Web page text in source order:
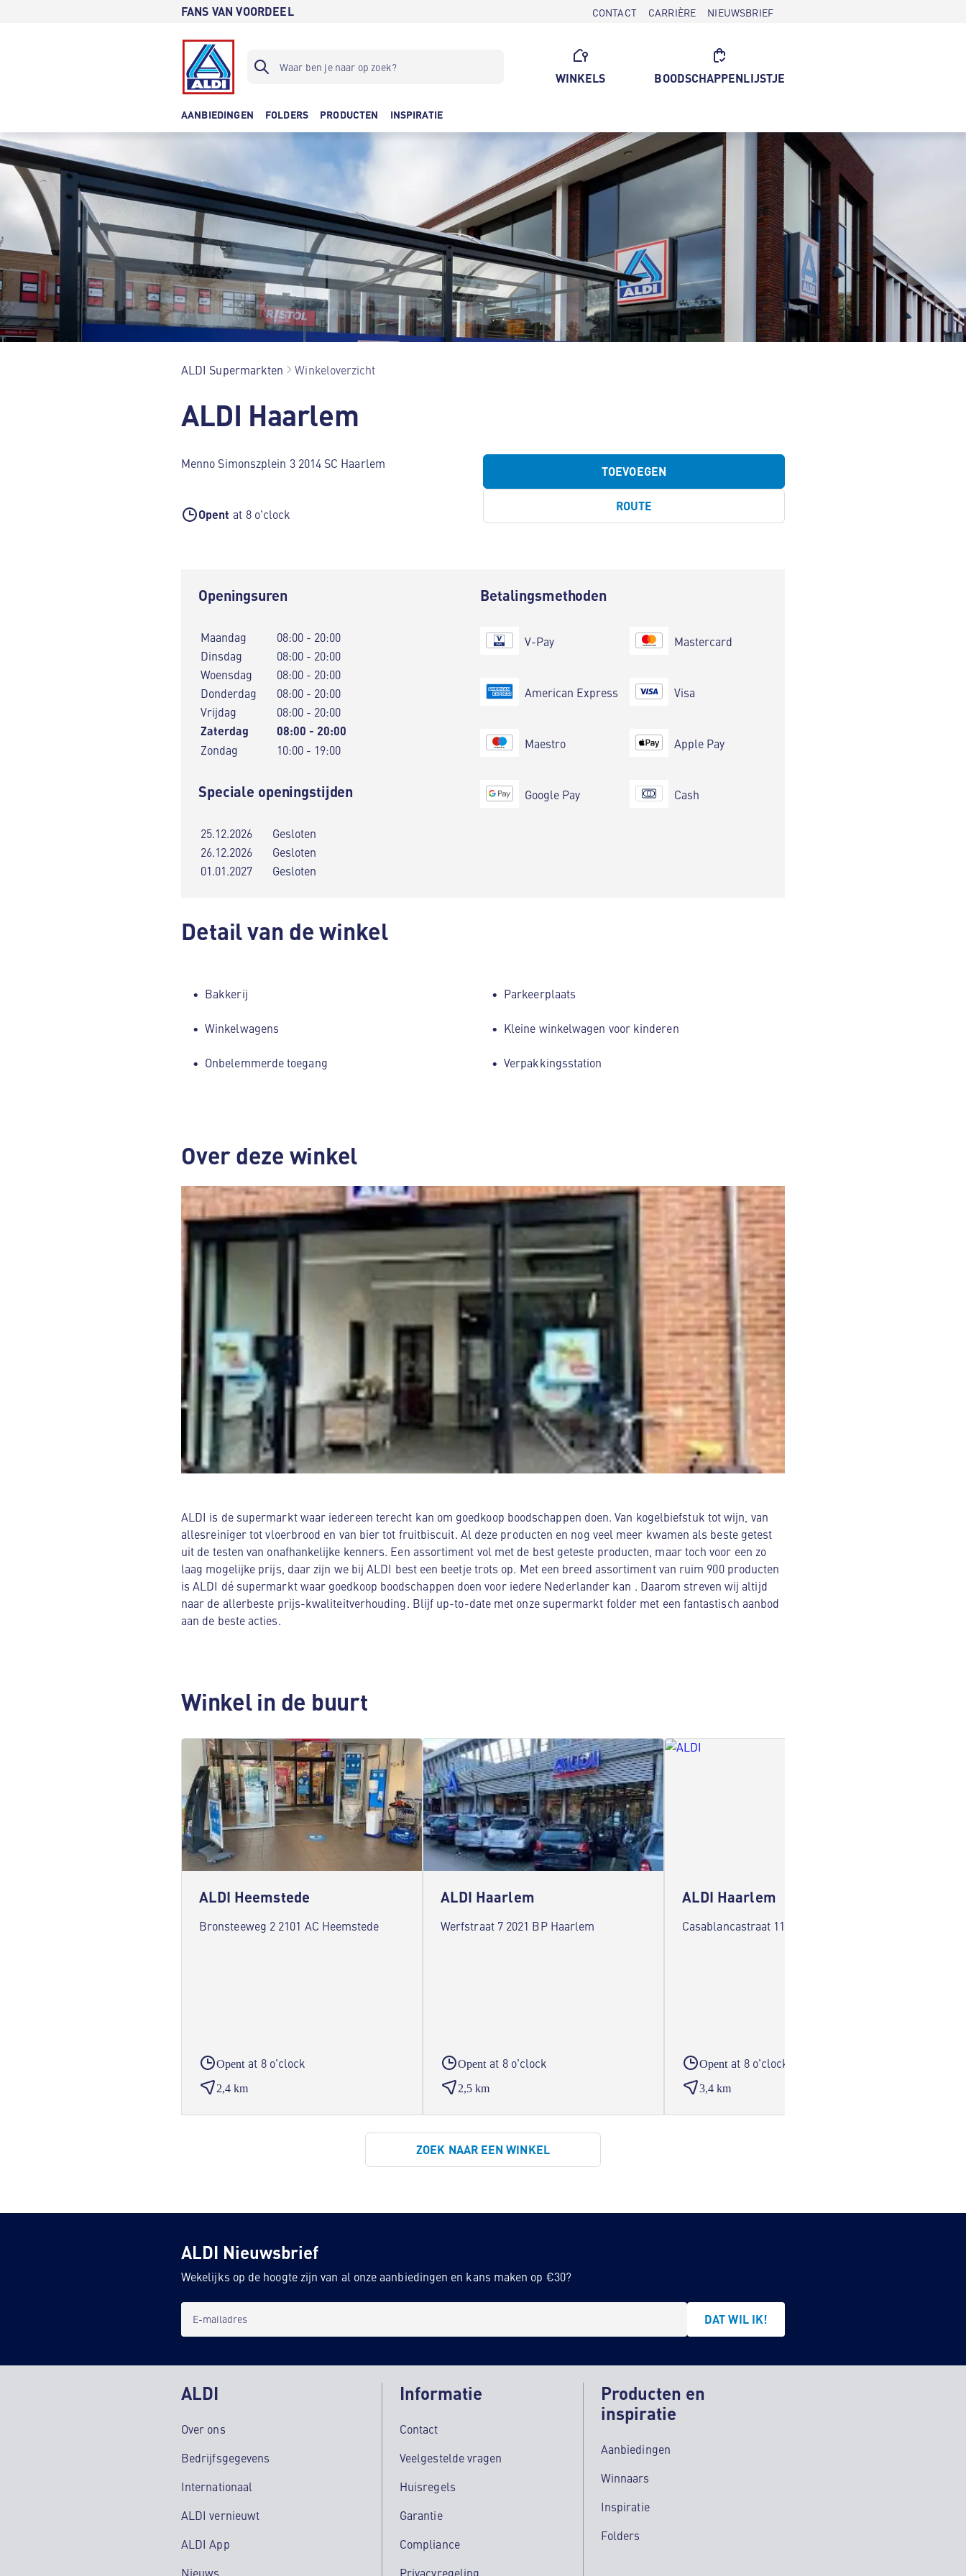
FANS VAN VOORDEEL CONTACT CARRIÈRE NIEUWSBRIEF
WINKELS BOODSCHAPPENLIJSTJE
AANBIEDINGEN FOLDERS PRODUCTEN INSPIRATIE
ALDI Supermarkten Winkeloverzicht
ALDI Haarlem
Menno Simonszplein 3 2014 SC Haarlem
Opent at 8 o'clock
TOEVOEGEN
ROUTE
Openingsuren
Maandag
08:00 - 20:00
Dinsdag
08:00 - 20:00
Woensdag
08:00 - 20:00
Donderdag
08:00 - 20:00
Vrijdag
08:00 - 20:00
Zaterdag 08:00 - 20:00
Zondag 10:00 - 19:00
Speciale openingstijden
25.12.2026
Gesloten
26.12.2026
Gesloten
01.01.2027
Gesloten
Betalingsmethoden
V-Pay
American Express
Maestro
Google Pay
Mastercard
Visa
Apple Pay
Cash
Detail van de winkel
Bakkerij Parkeerplaats
Winkelwagens Kleine winkelwagen voor kinderen
Onbelemmerde toegang Verpakkingsstation
Over deze winkel
ALDI is de supermarkt waar iedereen terecht kan om goedkoop boodschappen doen. Van kogelbiefstuk tot wijn, van
allesreiniger tot vloerbrood en van bier tot fruitbiscuit. Al deze producten en nog veel meer kwamen als beste getest
uit de testen van onafhankelijke kenners. Een assortiment vol met de best geteste producten, maar toch voor een zo
laag mogelijke prijs, daar zijn we bij ALDI best een beetje trots op. Met een breed assortiment van ruim 900 producten
is ALDI dé supermarkt waar goedkoop boodschappen doen voor iedere Nederlander kan . Daarom streven wij altijd
naar de allerbeste prijs-kwaliteitverhouding. Blijf up-to-date met onze supermarkt folder met een fantastisch aanbod
aan de beste acties.
Winkel in de buurt
ALDI Heemstede
Bronsteeweg 2 2101 AC Heemstede
Opent at 8 o'clock
2,4 km
ALDI Haarlem
Werfstraat 7 2021 BP Haarlem
Opent at 8 o'clock
2,5 km
ALDI Haarlem
Casablancastraat 11 2037 AZ Haarlem
Opent at 8 o'clock
3,4 km
ZOEK NAAR EEN WINKEL
ALDI Nieuwsbrief
Wekelijks op de hoogte zijn van al onze aanbiedingen en kans maken op €30?
E-mailadres DAT WIL IK!
ALDI
Over ons
Bedrijfsgegevens
Internationaal
ALDI vernieuwt
ALDI App
Nieuws
Informatie
Contact
Veelgestelde vragen
Huisregels
Garantie
Compliance
Privacyregeling
Producten en
inspiratie
Aanbiedingen
Winnaars
Inspiratie
Folders